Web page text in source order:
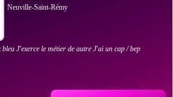
Neuville-Saint-Rémy
bleu J'exerce le métier de autre J'ai un cap / bep